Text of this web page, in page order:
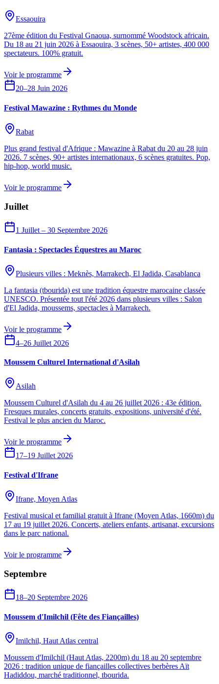
Essaouira
27ème édition du Festival Gnaoua, surnommé Woodstock africain.
Du 18 au 21 juin 2026 à Essaouira, 3 scènes, 50+ artistes, 400 000
spectateurs. 100% gratuit.
Voir le programme
20–28 Juin 2026
Festival Mawazine : Rythmes du Monde
Rabat
Plus grand festival d'Afrique : Mawazine à Rabat du 20 au 28 juin
2026. 7 scènes, 90+ artistes internationaux, 6 scènes gratuites. Pop,
hip-hop, world music.
Voir le programme
Juillet
1 Juillet – 30 Septembre 2026
Fantasia : Spectacles Équestres au Maroc
Plusieurs villes : Meknès, Marrakech, El Jadida, Casablanca
La fantasia (tbourida) est une tradition équestre marocaine classée
UNESCO. Présentée tout l'été 2026 dans plusieurs villes : Salon
d'El Jadida, moussems, spectacles à Marrakech.
Voir le programme
4–26 Juillet 2026
Moussem Culturel International d'Asilah
Asilah
Moussem Culturel d'Asilah du 4 au 26 juillet 2026 : 43e édition.
Fresques murales, concerts gratuits, expositions, université d'été.
Festival le plus ancien du Maroc.
Voir le programme
17–19 Juillet 2026
Festival d'Ifrane
Ifrane, Moyen Atlas
Festival musical et familial gratuit à Ifrane (Moyen Atlas, 1660m) du
17 au 19 juillet 2026. Concerts, ateliers enfants, artisanat, excursions
dans le parc national.
Voir le programme
Septembre
18–20 Septembre 2026
Moussem d'Imilchil (Fête des Fiançailles)
Imilchil, Haut Atlas central
Moussem d'Imilchil (Haut Atlas, 2200m) du 18 au 20 septembre
2026 : tradition unique de fiançailles collectives berbères Aït
Hadiddou, marché traditionnel, tbourida.